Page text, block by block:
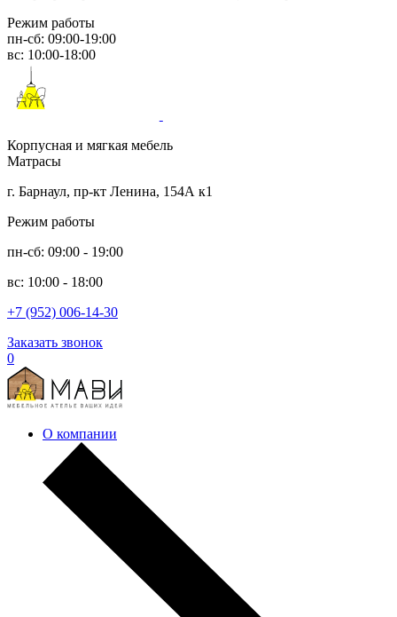
Режим работы
пн-сб: 09:00-19:00
вс: 10:00-18:00
Корпусная и мягкая мебель
Матрасы
г. Барнаул, пр-кт Ленина, 154А к1
Режим работы
пн-сб: 09:00 - 19:00
вс: 10:00 - 18:00
+7 (952) 006-14-30
Заказать звонок
0
О компании